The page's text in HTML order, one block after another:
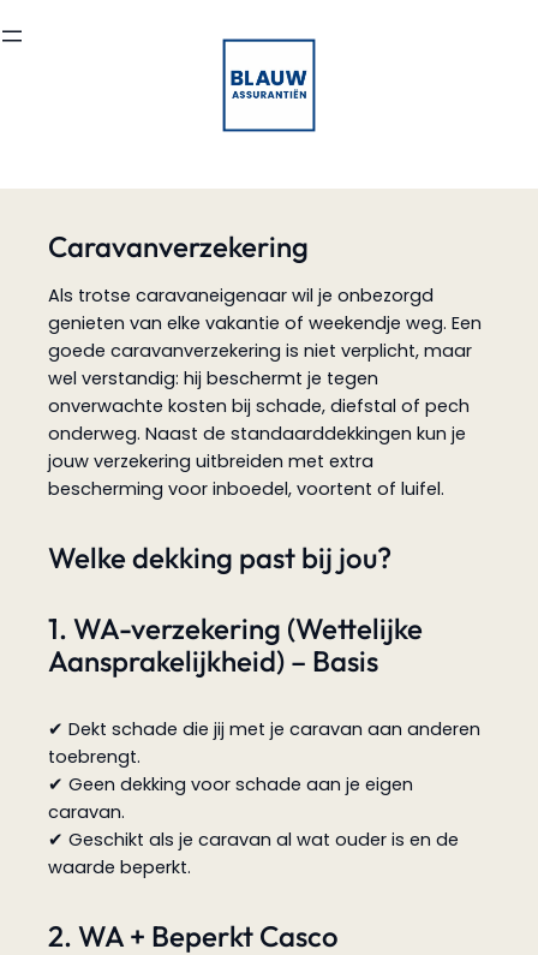
naar
Caravanverzekering
Als trotse caravaneigenaar wil je onbezorgd
genieten van elke vakantie of weekendje weg. Een
goede caravanverzekering is niet verplicht, maar
wel verstandig: hij beschermt je tegen
onverwachte kosten bij schade, diefstal of pech
onderweg. Naast de standaarddekkingen kun je
jouw verzekering uitbreiden met extra
bescherming voor inboedel, voortent of luifel.
Welke dekking past bij jou?
1. WA-verzekering (Wettelijke
Aansprakelijkheid) – Basis
✔ Dekt schade die jij met je caravan aan anderen
toebrengt.
✔ Geen dekking voor schade aan je eigen
caravan.
✔ Geschikt als je caravan al wat ouder is en de
waarde beperkt.
2. WA + Beperkt Casco